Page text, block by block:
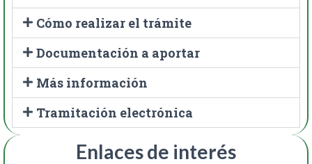
Cómo realizar el trámite
Documentación a aportar
Más información
Tramitación electrónica
Enlaces de interés